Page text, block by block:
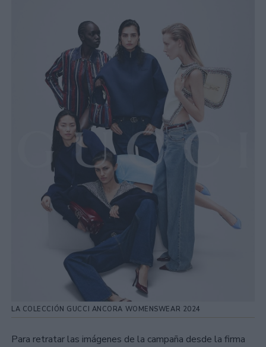
LA COLECCIÓN GUCCI ANCORA WOMENSWEAR 2024
Para retratar las imágenes de la campaña desde la firma